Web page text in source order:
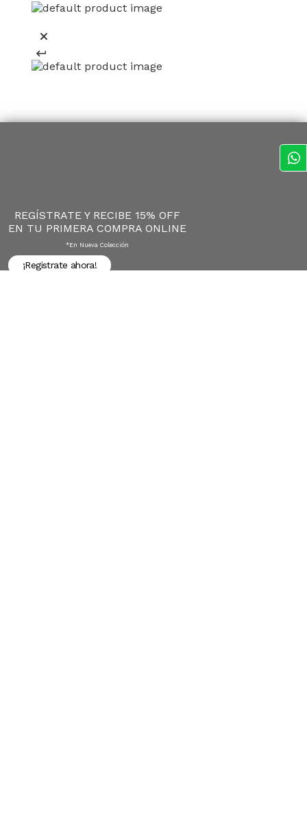
REGÍSTRATE Y RECIBE 15% OFF
EN TU PRIMERA COMPRA ONLINE
*en Nueva Colección
¡Registrate ahora!